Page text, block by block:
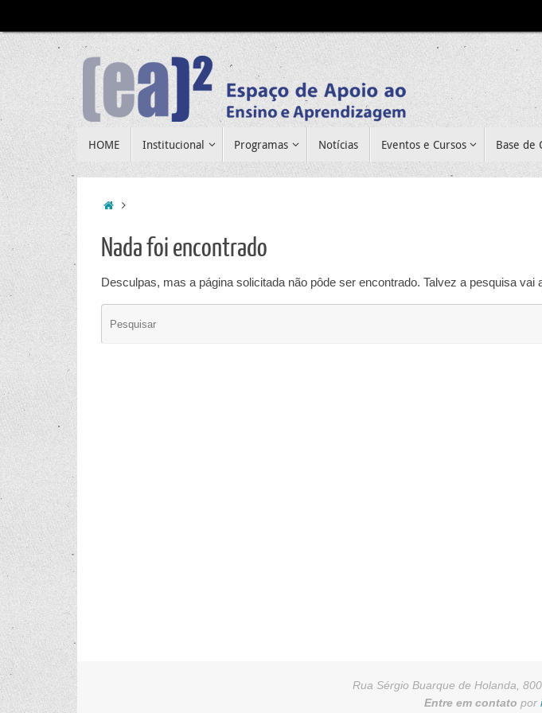
para
conteúdo
para
conteúdo
HOME Institucional Programas Notícias Eventos e Cursos Base de
Home
Nada foi encontrado
Desculpas, mas a página solicitada não pôde ser encontrado. Talvez a pesquisa vai
Rua Sérgio Buarque de Holanda,
Entre em contato por